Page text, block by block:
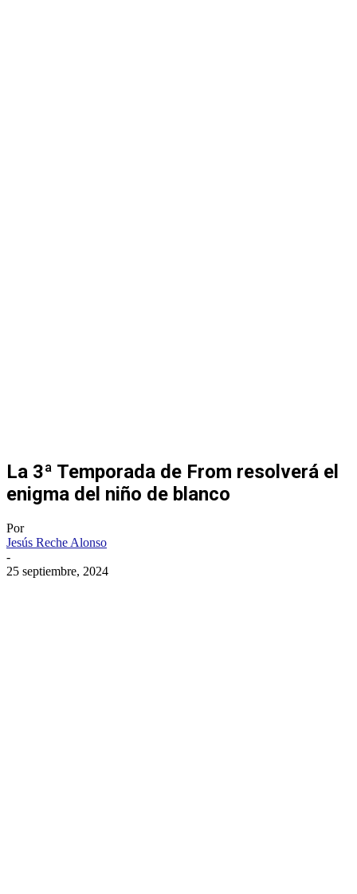
La 3ª Temporada de From resolverá el
enigma del niño de blanco
Por
Jesús Reche Alonso
-
25 septiembre, 2024